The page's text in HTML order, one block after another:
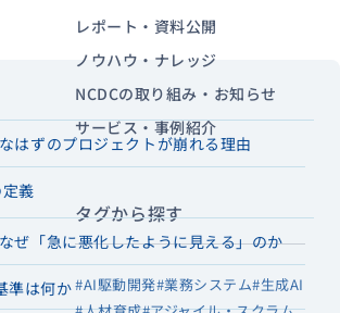
はずのプロジェクトが崩れる理由
義
ぜ「急に悪化したように見える」のか
準は何か
レポート・資料公開
ノウハウ・ナレッジ
NCDCの取り組み・お知らせ
サービス・事例紹介
タグから探す
#AI駆動開発#業務システム#生成AI